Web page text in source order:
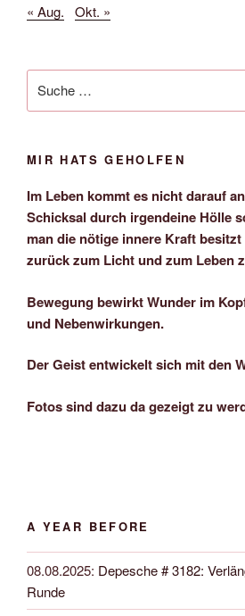
« Aug. Okt. »
nach:
MIR HATS GEHOLFEN
Im Leben kommt es nicht darauf
Schicksal durch irgendeine Hölle
man die nötige innere Kraft
zurück zum Licht und zum Leben
Bewegung bewirkt Wunder im
und Nebenwirkungen.
Der Geist entwickelt sich mit den
Fotos sind dazu da gezeigt zu
A YEAR BEFORE
08.08.2025: Depesche # 3182:
Runde